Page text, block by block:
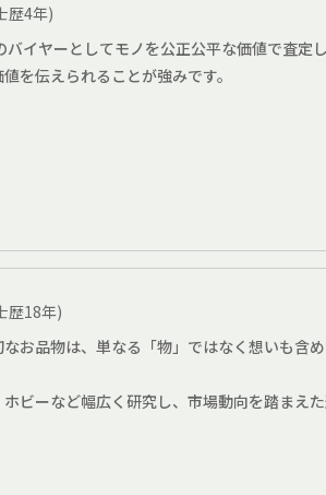
歴4年)
イヤーとしてモノを公正公平な価値で査定
を伝えられることが強みです。
歴18年)
お品物は、単なる「物」ではなく想いも含
ビーなど幅広く研究し、市場動向を踏まえ